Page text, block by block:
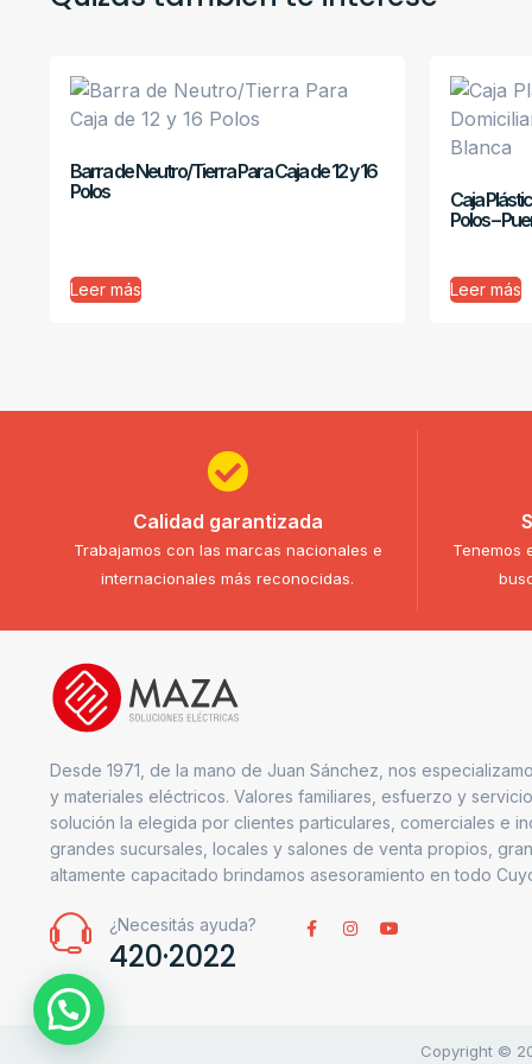
Barra de Neutro/Tierra Para Caja de 12 y 16
Polos
Leer más
Caja
Polos –
Leer más
Calidad garantizada
Trabajamos con las marcas nacionales e
internacionales más reconocidas.
Tenemos
Desde 1971, de la mano de Juan Sánchez, nos
y materiales eléctricos. Valores familiares, esfuerzo y
solución la elegida por clientes particulares, comerciales e
grandes sucursales, locales y salones de venta propios,
altamente capacitado brindamos asesoramiento en todo
¿Necesitás ayuda?
420·2022
Copyright ©